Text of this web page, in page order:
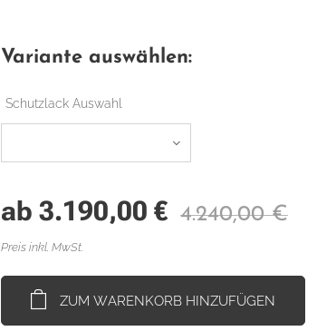
Variante auswählen:
Schutzlack Auswahl
ab3.190,00 € 4.240,00€
Preis inkl. MwSt.
ZUM WARENKORB HINZUFÜGEN